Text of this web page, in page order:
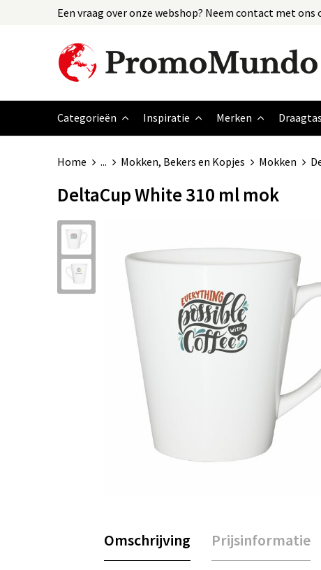
Een vraag over onze webshop? Neem contact met ons
Categorieën Inspiratie Merken
Home ... Mokken, Bekers en Kopjes Mokken
DeltaCup White 310 ml mok
Omschrijving Prijsinformatie